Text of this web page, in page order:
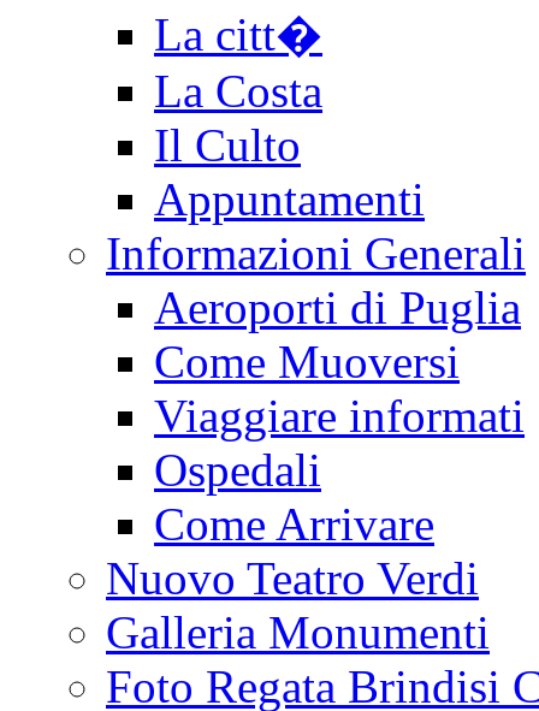
La citt�
La Costa
Il Culto
Appuntamenti
Informazioni Generali
Aeroporti di Puglia
Come Muoversi
Viaggiare informati
Ospedali
Come Arrivare
Nuovo Teatro Verdi
Galleria Monumenti
Foto Regata Brindisi